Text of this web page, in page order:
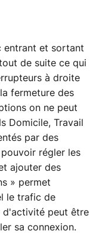
entrant et sortant
de suite ce qui
à droite
fermeture des
on ne peut
Domicile, Travail
par des
régler les
ajouter des
» permet
le trafic de
d'activité peut être
sa connexion.